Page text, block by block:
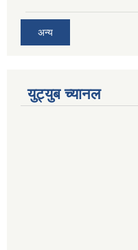
अन्य
युट्युब च्यानल